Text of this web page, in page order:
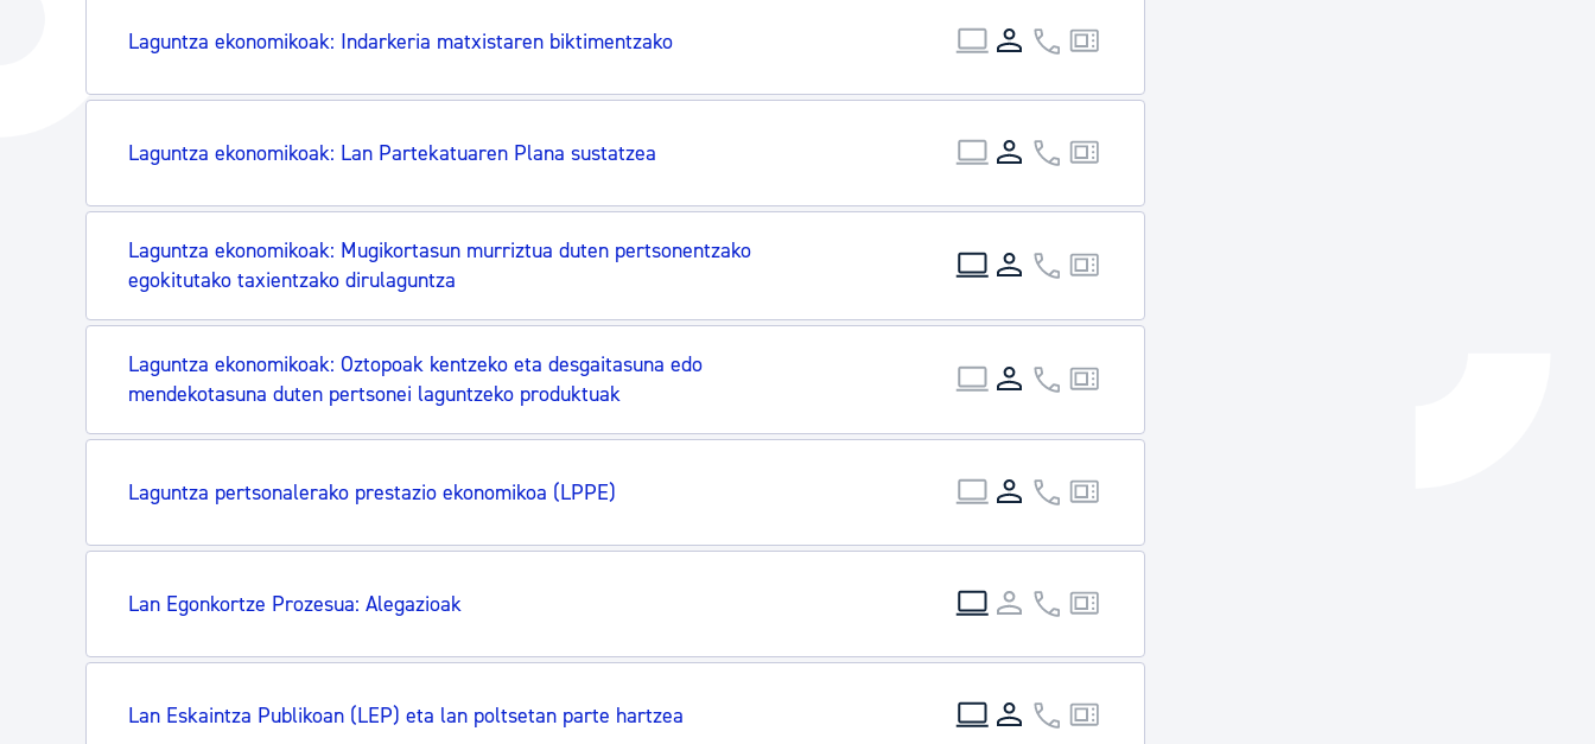
Etorkizuneko hiria
Kultur agenda
Udal administrazioa
Gardentasun ataria
Laguntza ekonomikoak: Indarkeria matxistaren biktimentzako
Laguntza ekonomikoak: Lan Partekatuaren Plana sustatzea
Laguntza ekonomikoak: Mugikortasun murriztua duten pertsonentzako
egokitutako taxientzako dirulaguntza
Laguntza ekonomikoak: Oztopoak kentzeko eta desgaitasuna edo
mendekotasuna duten pertsonei laguntzeko produktuak
Laguntza pertsonalerako prestazio ekonomikoa (LPPE)
Lan Egonkortze Prozesua: Alegazioak
Lan Eskaintza Publikoan (LEP) eta lan poltsetan parte hartzea